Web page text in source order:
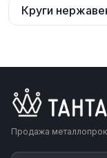
Круги
Продажа